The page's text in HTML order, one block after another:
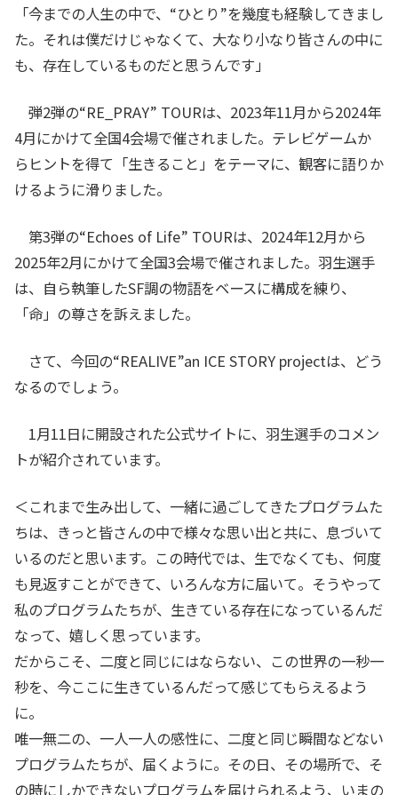
「今までの人生の中で、“ひとり”を幾度も経験してきまし
た。それは僕だけじゃなくて、大なり小なり皆さんの中に
も、存在しているものだと思うんです」
弾2弾の“RE_PRAY” TOURは、2023年11月から2024年
4月にかけて全国4会場で催されました。テレビゲームか
らヒントを得て「生きること」をテーマに、観客に語りか
けるように滑りました。
第3弾の“Echoes of Life” TOURは、2024年12月から
2025年2月にかけて全国3会場で催されました。羽生選手
は、自ら執筆したSF調の物語をベースに構成を練り、
「命」の尊さを訴えました。
さて、今回の“REALIVE”an ICE STORY projectは、どう
なるのでしょう。
1月11日に開設された公式サイトに、羽生選手のコメン
トが紹介されています。
＜これまで生み出して、一緒に過ごしてきたプログラムた
ちは、きっと皆さんの中で様々な思い出と共に、息づいて
いるのだと思います。この時代では、生でなくても、何度
も見返すことができて、いろんな方に届いて。そうやって
私のプログラムたちが、生きている存在になっているんだ
なって、嬉しく思っています。
だからこそ、二度と同じにはならない、この世界の一秒一
秒を、今ここに生きているんだって感じてもらえるよう
に。
唯一無二の、一人一人の感性に、二度と同じ瞬間などない
プログラムたちが、届くように。その日、その場所で、そ
の時にしかできないプログラムを届けられるよう、いまの